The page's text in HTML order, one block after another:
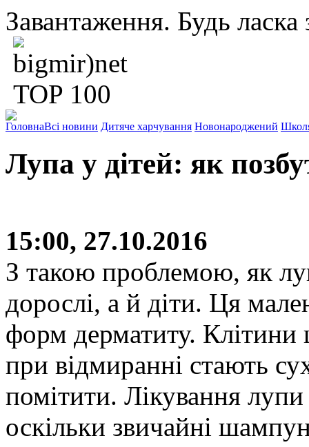
Завантаження. Будь ласка
ГоловнаВсі новини Дитяче харчування Новонароджений
Лупа у дітей: як
15:00, 27.10.2016
З такою проблемою, як
дорослі, а й діти. Ця
форм дерматиту. Клітини
при відмиранні стають
помітити. Лікування
оскільки звичайні